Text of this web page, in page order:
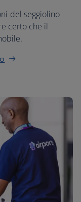
del seggiolino
certo che il